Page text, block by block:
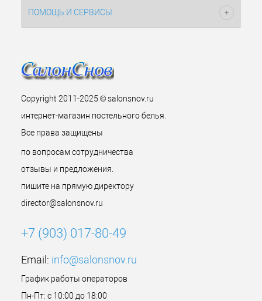
ПОМОЩЬ И СЕРВИСЫ
Copyright 2011-2025 © salonsnov.ru
интернет-магазин постельного белья.
Все права защищены
по вопросам сотрудничества
отзывы и предложения.
пишите на прямую директору
director@salonsnov.ru
+7 (903) 017-80-49
Email: info@salonsnov.ru
График работы операторов
Пн-Пт: с 10:00 до 18:00